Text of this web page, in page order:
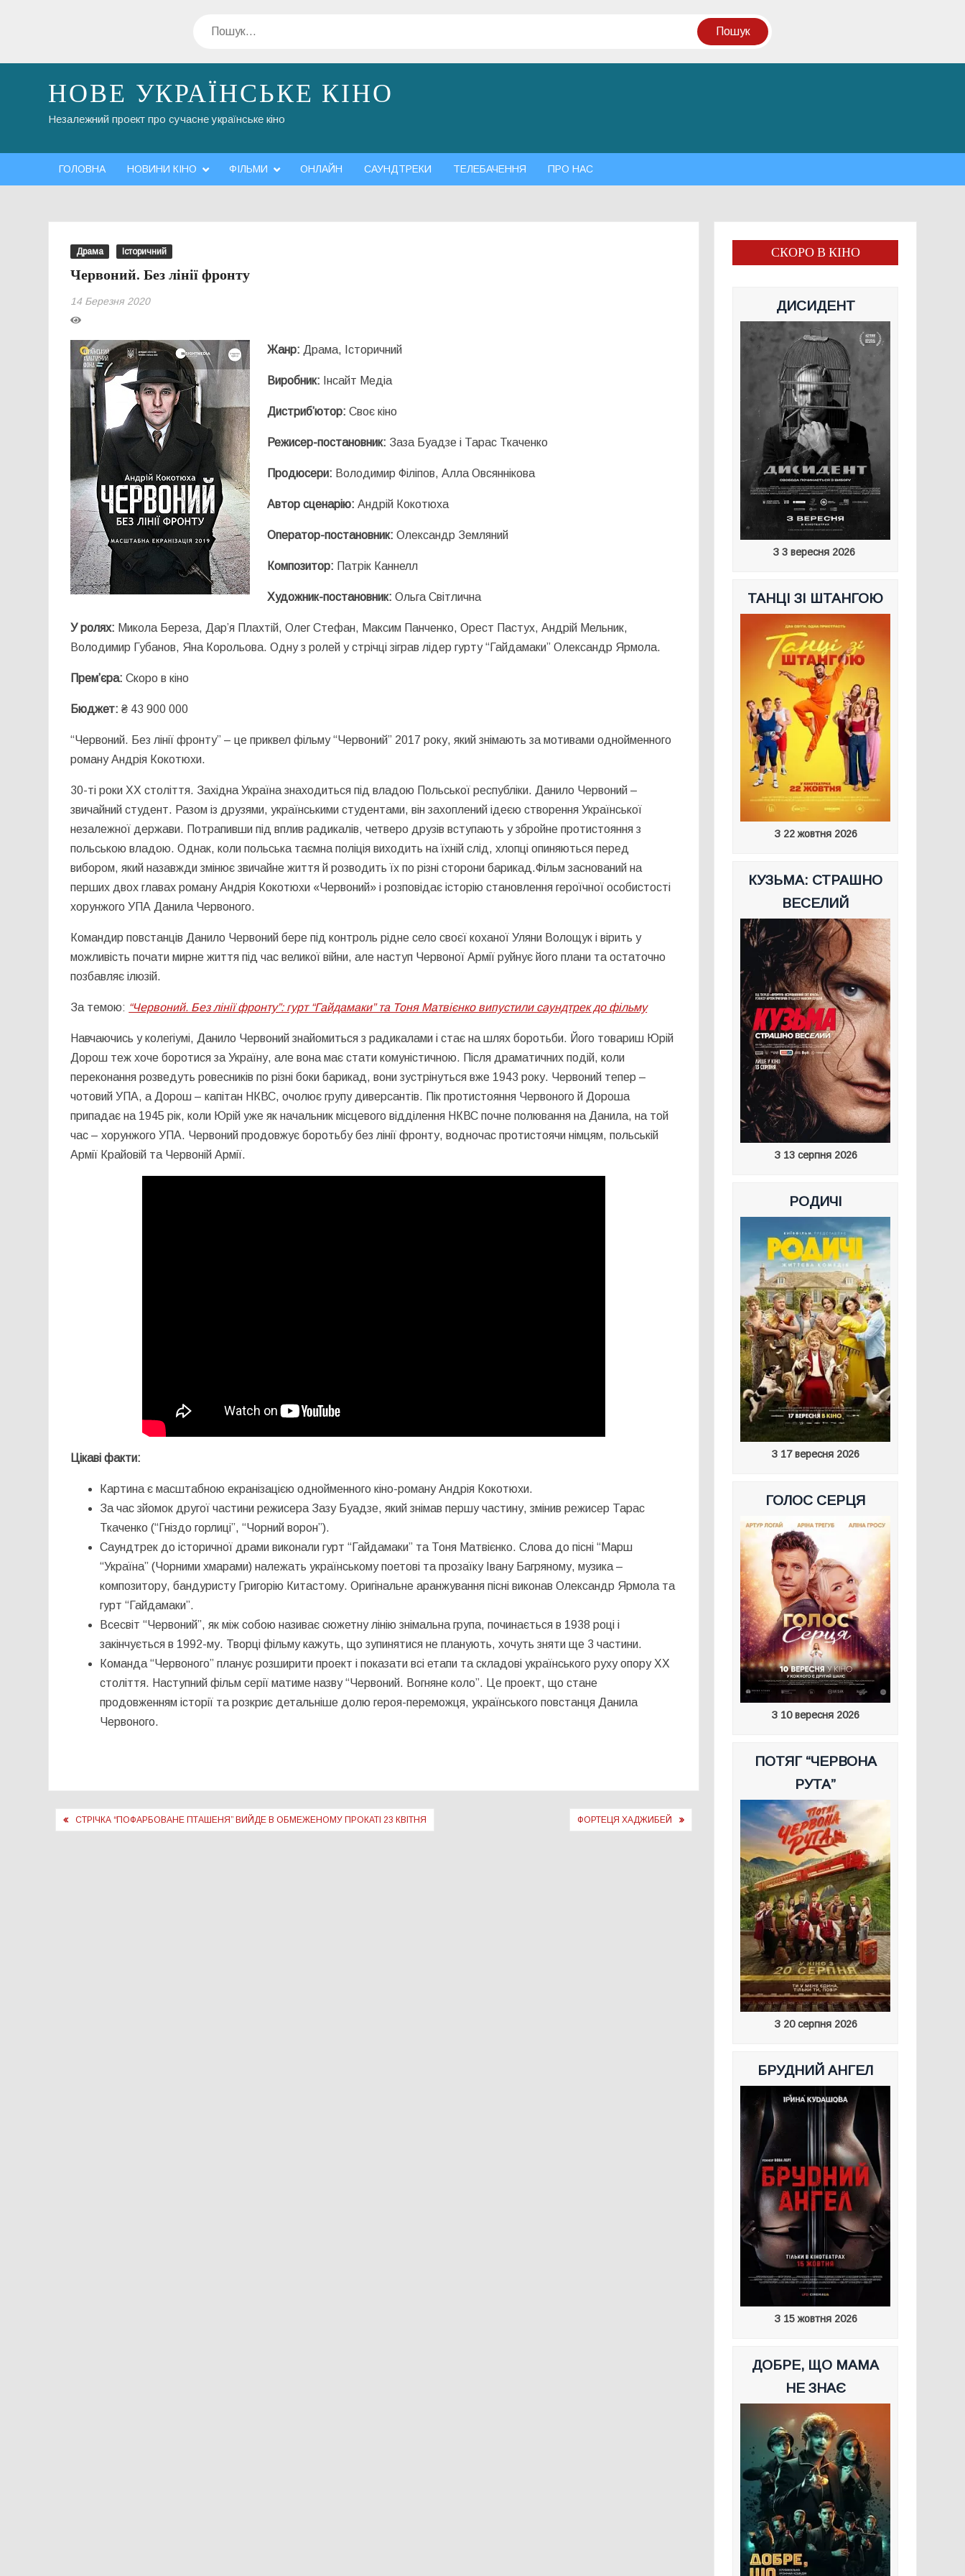
Пошук
НОВЕ УКРАЇНСЬКЕ КІНО
Незалежний проект про сучасне українське кіно
ГОЛОВНА НОВИНИ КІНО ФІЛЬМИ ОНЛАЙН САУНДТРЕКИ ТЕЛЕБАЧЕННЯ ПРО НАС
Драма Історичний
Червоний. Без лінії фронту
14 Березня 2020
Жанр: Драма, Історичний
Виробник: Інсайт Медіа
Дистриб’ютор: Своє кіно
Режисер-постановник: Заза Буадзе і Тарас Ткаченко
Продюсери: Володимир Філіпов, Алла Овсяннікова
Автор сценарію:Андрій Кокотюха
Оператор-постановник: Олександр Земляний
Композитор: Патрік Каннелл
Художник-постановник: Ольга Світлична
У ролях: Микола Береза, Дар’я Плахтій, Олег Стефан, Максим Панченко, Орест Пастух, Андрій Мельник,
Володимир Губанов, Яна Корольова. Одну з ролей у стрічці зіграв лідер гурту “Гайдамаки” Олександр Ярмола.
Прем’єра:Скоро в кіно
Бюджет: ₴ 43 900 000
“Червоний. Без лінії фронту” – це приквел фільму “Червоний” 2017 року, який знімають за мотивами однойменного
роману Андрія Кокотюхи.
30-ті роки ХХ століття. Західна Україна знаходиться під владою Польської республіки. Данило Червоний –
звичайний студент. Разом із друзями, українськими студентами, він захоплений ідеєю створення Української
незалежної держави. Потрапивши під вплив радикалів, четверо друзів вступають у збройне протистояння з
польською владою. Однак, коли польська таємна поліція виходить на їхній слід, хлопці опиняються перед
вибором, який назавжди змінює звичайне життя й розводить їх по різні сторони барикад.Фільм заснований на
перших двох главах роману Андрія Кокотюхи «Червоний» і розповідає історію становлення героїчної особистості
хорунжого УПА Данила Червоного.
Командир повстанців Данило Червоний бере під контроль рідне село своєї коханої Уляни Волощук і вірить у
можливість почати мирне життя під час великої війни, але наступ Червоної Армії руйнує його плани та остаточно
позбавляє ілюзій.
За темою: “Червоний. Без лінії фронту”: гурт “Гайдамаки” та Тоня Матвієнко випустили саундтрек до фільму
Навчаючись у колегіумі, Данило Червоний знайомиться з радикалами і стає на шлях боротьби. Його товариш Юрій
Дорош теж хоче боротися за Україну, але вона має стати комуністичною. Після драматичних подій, коли
переконання розведуть ровесників по різні боки барикад, вони зустрінуться вже 1943 року. Червоний тепер –
чотовий УПА, а Дорош – капітан НКВС, очолює групу диверсантів. Пік протистояння Червоного й Дороша
припадає на 1945 рік, коли Юрій уже як начальник місцевого відділення НКВС почне полювання на Данила, на той
час – хорунжого УПА. Червоний продовжує боротьбу без лінії фронту, водночас протистоячи німцям, польській
Армії Крайовій та Червоній Армії.
Цікаві факти:
Картина є масштабною екранізацією однойменного кіно-роману Андрія Кокотюхи.
За час зйомок другої частини режисера Зазу Буадзе, який знімав першу частину, змінив режисер Тарас
Ткаченко (“Гніздо горлиці”, “Чорний ворон”).
Саундтрек до історичної драми виконали гурт “Гайдамаки” та Тоня Матвієнко. Слова до пісні “Марш
“Україна” (Чорними хмарами) належать українському поетові та прозаїку Івану Багряному, музика –
композитору, бандуристу Григорію Китастому. Оригінальне аранжування пісні виконав Олександр Ярмола та
гурт “Гайдамаки”.
Всесвіт “Червоний”, як між собою називає сюжетну лінію знімальна група, починається в 1938 році і
закінчується в 1992-му. Творці фільму кажуть, що зупинятися не планують, хочуть зняти ще 3 частини.
Команда “Червоного” планує розширити проект і показати всі етапи та складові українського руху опору ХХ
століття. Наступний фільм серії матиме назву “Червоний. Вогняне коло”. Це проект, що стане
продовженням історії та розкриє детальніше долю героя-переможця, українського повстанця Данила
Червоного.
Навігація
СТРІЧКА “ПОФАРБОВАНЕ ПТАШЕНЯ” ВИЙДЕ В ОБМЕЖЕНОМУ ПРОКАТІ 23 КВІТНЯ ФОРТЕЦЯ ХАДЖИБЕЙ
СКОРО В КІНО
ДИСИДЕНТ
З 3 вересня 2026
ТАНЦІ ЗІ ШТАНГОЮ
З 22 жовтня 2026
КУЗЬМА: СТРАШНО
ВЕСЕЛИЙ
З 13 серпня 2026
РОДИЧІ
З 17 вересня 2026
ГОЛОС СЕРЦЯ
З 10 вересня 2026
ПОТЯГ “ЧЕРВОНА
РУТА”
З 20 серпня 2026
БРУДНИЙ АНГЕЛ
З 15 жовтня 2026
ДОБРЕ, ЩО МАМА
НЕ ЗНАЄ